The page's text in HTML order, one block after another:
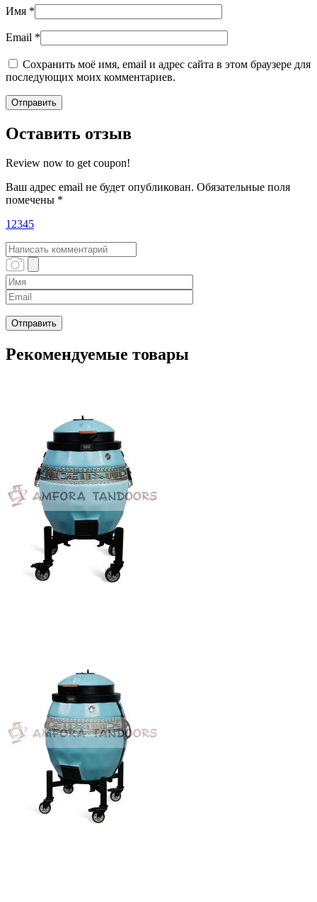
Имя *
Email *
Сохранить моё имя, email и адрес сайта в этом браузере для
последующих моих комментариев.
Оставить отзыв
Review now to get coupon!
Ваш адрес email не будет опубликован. Обязательные поля
помечены *
12345
Рекомендуемые товары